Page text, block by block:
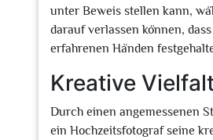
unter Beweis stellen kann,
darauf verlassen können,
erfahrenen Händen
Kreative
Durch einen angemessenen
ein Hochzeitsfotograf seine